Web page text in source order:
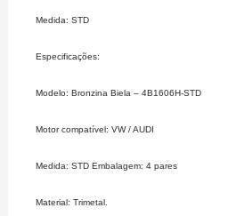
Medida: STD
Especificações:
Modelo: Bronzina Biela – 4B1606H-STD
Motor compatível: VW / AUDI
Medida: STD Embalagem: 4 pares
Material: Trimetal.